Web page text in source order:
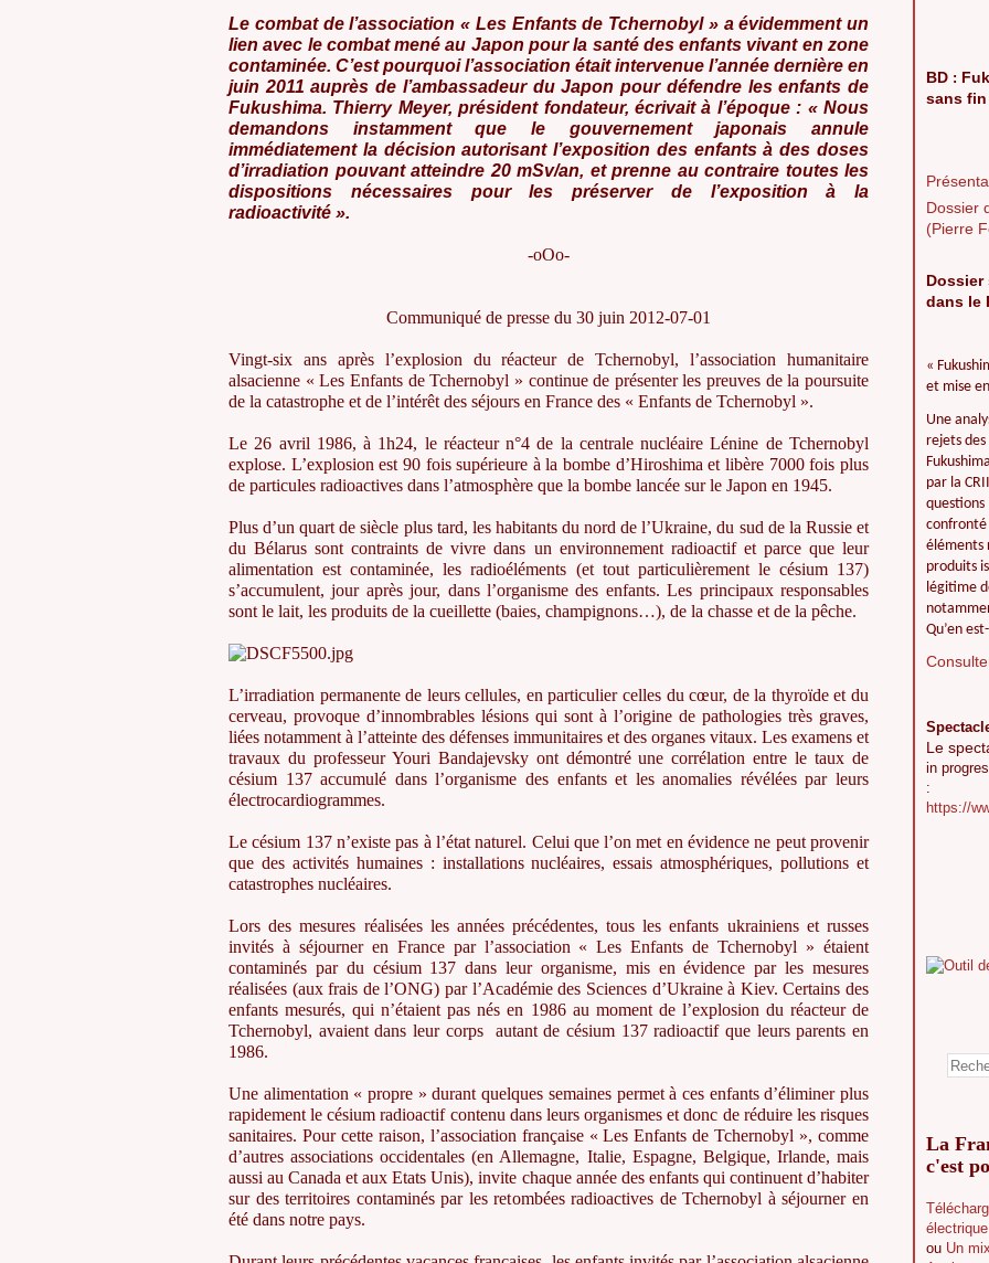
Le combat de l’association « Les Enfants de Tchernobyl » a évidemment un
lien avec le combat mené au Japon pour la santé des enfants vivant en zone
contaminée. C’est pourquoi l’association était intervenue l’année dernière en
juin 2011 auprès de l’ambassadeur du Japon pour défendre les enfants de
Fukushima. Thierry Meyer, président fondateur, écrivait à l’époque : « Nous
demandons instamment que le gouvernement japonais annule
immédiatement la décision autorisant l’exposition des enfants à des doses
d’irradiation pouvant atteindre 20 mSv/an, et prenne au contraire toutes les
dispositions nécessaires pour les préserver de l’exposition à la
radioactivité ».
-oOo-
Communiqué de presse du 30 juin 2012-07-01
Vingt-six ans après l’explosion du réacteur de Tchernobyl, l’association humanitaire
alsacienne « Les Enfants de Tchernobyl » continue de présenter les preuves de la poursuite
de la catastrophe et de l’intérêt des séjours en France des « Enfants de Tchernobyl ».
Le 26 avril 1986, à 1h24, le réacteur n°4 de la centrale nucléaire Lénine de Tchernobyl
explose. L’explosion est 90 fois supérieure à la bombe d’Hiroshima et libère 7000 fois plus
de particules radioactives dans l’atmosphère que la bombe lancée sur le Japon en 1945.
Plus d’un quart de siècle plus tard, les habitants du nord de l’Ukraine, du sud de la Russie et
du Bélarus sont contraints de vivre dans un environnement radioactif et parce que leur
alimentation est contaminée, les radioéléments (et tout particulièrement le césium 137)
s’accumulent, jour après jour, dans l’organisme des enfants. Les principaux responsables
sont le lait, les produits de la cueillette (baies, champignons…), de la chasse et de la pêche.
L’irradiation permanente de leurs cellules, en particulier celles du cœur, de la thyroïde et du
cerveau, provoque d’innombrables lésions qui sont à l’origine de pathologies très graves,
liées notamment à l’atteinte des défenses immunitaires et des organes vitaux. Les examens et
travaux du professeur Youri Bandajevsky ont démontré une corrélation entre le taux de
césium 137 accumulé dans l’organisme des enfants et les anomalies révélées par leurs
électrocardiogrammes.
Le césium 137 n’existe pas à l’état naturel. Celui que l’on met en évidence ne peut provenir
que des activités humaines : installations nucléaires, essais atmosphériques, pollutions et
catastrophes nucléaires.
Lors des mesures réalisées les années précédentes, tous les enfants ukrainiens et russes
invités à séjourner en France par l’association « Les Enfants de Tchernobyl » étaient
contaminés par du césium 137 dans leur organisme, mis en évidence par les mesures
réalisées (aux frais de l’ONG) par l’Académie des Sciences d’Ukraine à Kiev. Certains des
enfants mesurés, qui n’étaient pas nés en 1986 au moment de l’explosion du réacteur de
Tchernobyl, avaient dans leur corps autant de césium 137 radioactif que leurs parents en
1986.
Une alimentation « propre » durant quelques semaines permet à ces enfants d’éliminer plus
rapidement le césium radioactif contenu dans leurs organismes et donc de réduire les risques
sanitaires. Pour cette raison, l’association française « Les Enfants de Tchernobyl », comme
d’autres associations occidentales (en Allemagne, Italie, Espagne, Belgique, Irlande, mais
aussi au Canada et aux Etats Unis), invite chaque année des enfants qui continuent d’habiter
sur des territoires contaminés par les retombées radioactives de Tchernobyl à séjourner en
été dans notre pays.
BD :
sans fin
Dossier
(Pierre
Dossier
dans le
«
et mise
Une
rejets
par la
questions
confronté
éléments
produits
légitime
Qu’en
Le
in
:
https://
La
c'est
ou Un